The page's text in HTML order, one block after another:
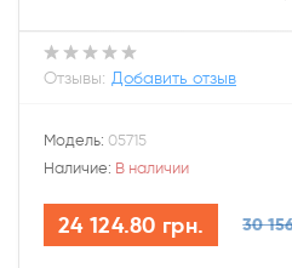
Отзывы: Добавить отзыв
Модель: 05715
Наличие: В наличии
24 124.80 грн. 30